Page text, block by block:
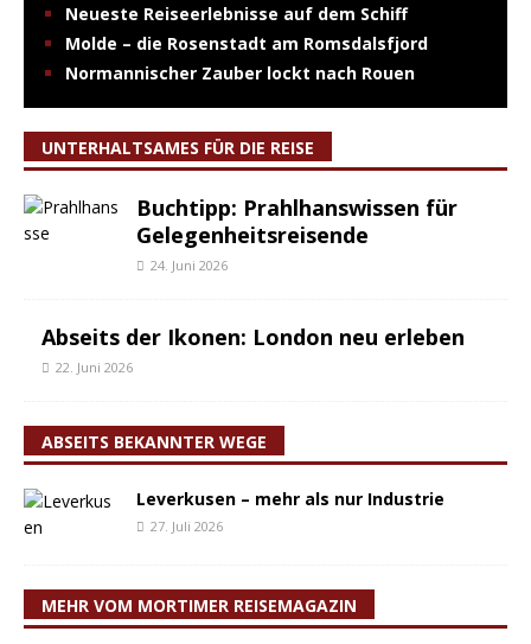
Neueste Reiseerlebnisse auf dem Schiff
Molde – die Rosenstadt am Romsdalsfjord
Normannischer Zauber lockt nach Rouen
UNTERHALTSAMES FÜR DIE REISE
Buchtipp: Prahlhanswissen für
Gelegenheitsreisende
24. Juni 2026
Abseits der Ikonen: London neu erleben
22. Juni 2026
ABSEITS BEKANNTER WEGE
Leverkusen – mehr als nur Industrie
27. Juli 2026
MEHR VOM MORTIMER REISEMAGAZIN